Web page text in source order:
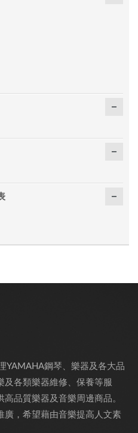
YAMAHA鋼琴、樂器及各大品
及各類樂器維修、保養等服
品質樂器及音樂周邊商品。
廣，希望藉由音樂提高人文素